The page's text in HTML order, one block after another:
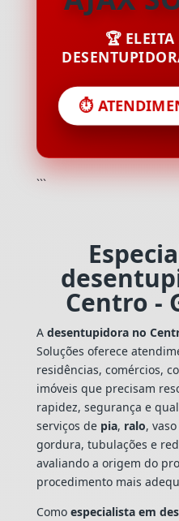
🏆
⏱️
```
Centro -
A desentupidora no
Soluções oferece
residências, comércios,
imóveis que precisam
rapidez, segurança e
serviços de pia, ralo,
gordura, tubulações e
avaliando a origem do
procedimento mais
Como especialista em